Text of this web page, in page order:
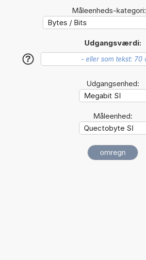
Måleenheds-kategori:
Udgangsværdi:
?
Udgangsenhed:
Måleenhed: